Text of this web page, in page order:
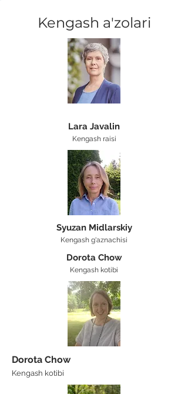
Kengash a'zolari
Lara Javalin
Kengash raisi
Syuzan Midlarskiy
Kengash g'aznachisi
Dorota Chow
Kengash kotibi
Dorota Chow
Kengash kotibi